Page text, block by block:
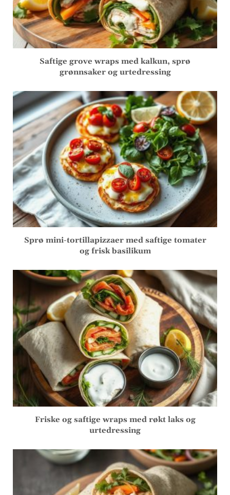
Saftige grove wraps med kalkun, sprø
grønnsaker og urtedressing
Sprø mini-tortillapizzaer med saftige tomater
og frisk basilikum
Friske og saftige wraps med røkt laks og
urtedressing